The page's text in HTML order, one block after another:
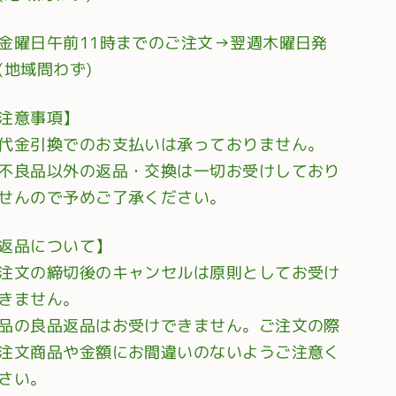
曜日午前11時までのご注文→翌週木曜日発
域問わず)
意事項】
金引換でのお支払いは承っておりません。
良品以外の返品・交換は一切お受けしており
んので予めご了承ください。
品について】
文の締切後のキャンセルは原則としてお受け
ません。
の良品返品はお受けできません。ご注文の際
文商品や金額にお間違いのないようご注意く
い。